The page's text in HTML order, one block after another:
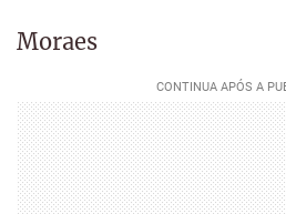
Moraes